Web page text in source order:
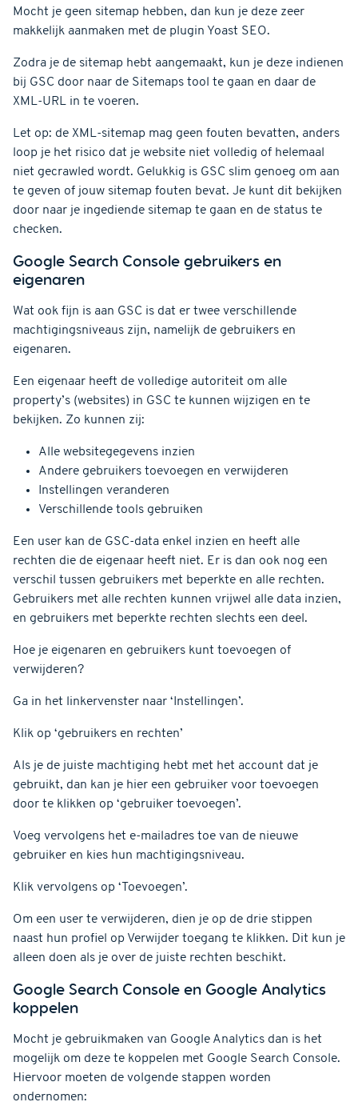
Mocht je geen sitemap hebben, dan kun je deze zeer
makkelijk aanmaken met de plugin Yoast SEO.
Zodra je de sitemap hebt aangemaakt, kun je deze indienen
bij GSC door naar de Sitemaps tool te gaan en daar de
XML-URL in te voeren.
Let op: de XML-sitemap mag geen fouten bevatten, anders
loop je het risico dat je website niet volledig of helemaal
niet gecrawled wordt. Gelukkig is GSC slim genoeg om aan
te geven of jouw sitemap fouten bevat. Je kunt dit bekijken
door naar je ingediende sitemap te gaan en de status te
checken.
Google Search Console gebruikers en
eigenaren
Wat ook fijn is aan GSC is dat er twee verschillende
machtigingsniveaus zijn, namelijk de gebruikers en
eigenaren.
Een eigenaar heeft de volledige autoriteit om alle
property’s (websites) in GSC te kunnen wijzigen en te
bekijken. Zo kunnen zij:
Alle websitegegevens inzien
Andere gebruikers toevoegen en verwijderen
Instellingen veranderen
Verschillende tools gebruiken
Een user kan de GSC-data enkel inzien en heeft alle
rechten die de eigenaar heeft niet. Er is dan ook nog een
verschil tussen gebruikers met beperkte en alle rechten.
Gebruikers met alle rechten kunnen vrijwel alle data inzien,
en gebruikers met beperkte rechten slechts een deel.
Hoe je eigenaren en gebruikers kunt toevoegen of
verwijderen?
Ga in het linkervenster naar ‘Instellingen’.
Klik op ‘gebruikers en rechten’
Als je de juiste machtiging hebt met het account dat je
gebruikt, dan kan je hier een gebruiker voor toevoegen
door te klikken op ‘gebruiker toevoegen’.
Voeg vervolgens het e-mailadres toe van de nieuwe
gebruiker en kies hun machtigingsniveau.
Klik vervolgens op ‘Toevoegen’.
Om een user te verwijderen, dien je op de drie stippen
naast hun profiel op Verwijder toegang te klikken. Dit kun je
alleen doen als je over de juiste rechten beschikt.
Google Search Console en Google Analytics
koppelen
Mocht je gebruikmaken van Google Analytics dan is het
mogelijk om deze te koppelen met Google Search Console.
Hiervoor moeten de volgende stappen worden
ondernomen: